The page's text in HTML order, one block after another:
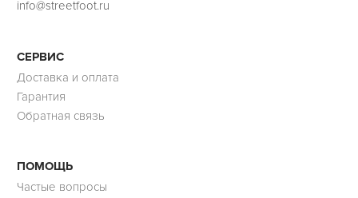
info@streetfoot.ru
СЕРВИС
Доставка и оплата
Гарантия
Обратная связь
ПОМОЩЬ
Частые вопросы